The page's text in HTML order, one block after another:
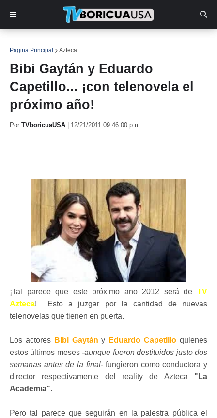
Página Principal Azteca
Bibi Gaytán y Eduardo
Capetillo... ¡con telenovela el
próximo año!
Por TVboricuaUSA 12/21/2011 09:46:00 p.m.
¡Tal parece que este próximo año 2012 será de TV
Azteca! Esto a juzgar por la cantidad de nuevas
telenovelas que tienen en puerta.
Los actores Bibi Gaytán y Eduardo Capetillo quienes
estos últimos meses -aunque fueron destituidos justo dos
semanas antes de la final-fungieron como conductora y
director respectivamente del reality de Azteca "La
Academia".
Pero tal parece que seguirán en la palestra pública el